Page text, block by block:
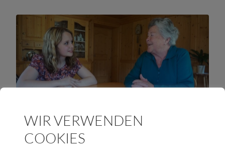
Miteinander reden – Füreinander sorgen
WIR VERWENDEN
COOKIES